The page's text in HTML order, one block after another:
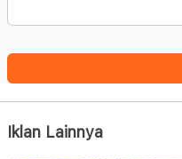
Iklan Lainnya